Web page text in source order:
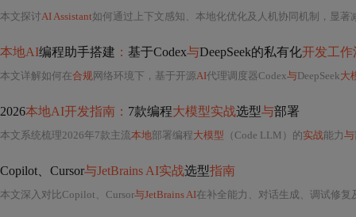
本文探讨AI Assistant如何通过上下文感知、本地化优化及人机协同机制，显著
本地AI编程助手搭建 ： 基于Codex与DeepSeek的私有化开发工作
本文详解如何在合规网络环境下，基于开源AI代理调度器Codex与DeepSeek大
2026本地AI开发指南： 7款编程大模型实战选型与部署
本文系统梳理2026年7款主流本地部署编程大模型 （Code LLM）的实战能力与
Copilot、Cursor与JetBrains AI实战选型指南
本文深入对比Copilot、Cursor与JetBrains AI在补全能力、对话生成、调试修复及工程落地四大维度的差异。核心聚焦模型底座（Codex vs Claude 3.5 Sonnet）、上下文边界（插件沙